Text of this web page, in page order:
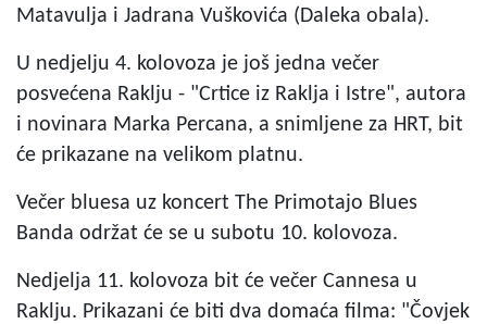
Matavulja i Jadrana Vuškovića (Daleka obala).
U nedjelju 4. kolovoza je još jedna večer
posvećena Raklju - "Crtice iz Raklja i Istre", autora
i novinara Marka Percana, a snimljene za HRT, bit
će prikazane na velikom platnu.
Večer bluesa uz koncert The Primotajo Blues
Banda održat će se u subotu 10. kolovoza.
Nedjelja 11. kolovoza bit će večer Cannesa u
Raklju. Prikazani će biti dva domaća filma: "Čovjek